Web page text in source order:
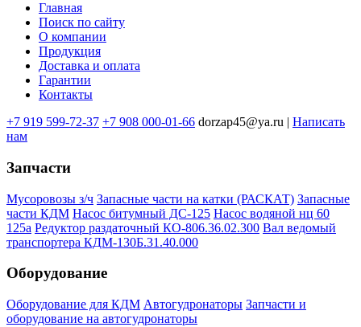
Меню
подвале
Главная
Поиск по сайту
О компании
Продукция
Доставка и оплата
Гарантии
Контакты
+7 919 599-72-37 +7 908 000-01-66 dorzap45@ya.ru | Написать
нам
Запчасти
Мусоровозы з/ч Запасные части на катки (РАСКАТ) Запасные
части КДМ Насос битумный ДС-125 Насос водяной нц 60
125а Редуктор раздаточный КО-806.36.02.300 Вал ведомый
транспортера КДМ-130Б.31.40.000
Оборудование
Оборудование для КДМ Автогудронаторы Запчасти и
оборудование на автогудронаторы